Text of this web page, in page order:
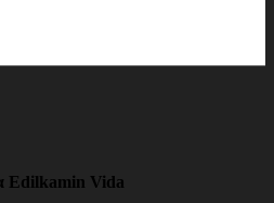
Edilkamin Vida